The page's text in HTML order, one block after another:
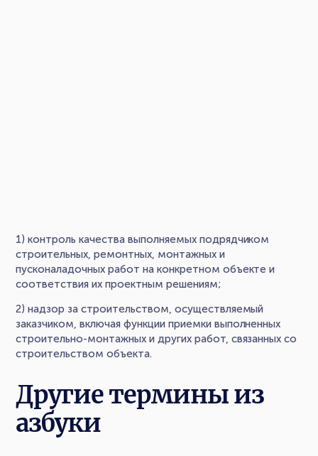
1) контроль качества выполняемых подрядчиком
строительных, ремонтных, монтажных и
пусконаладочных работ на конкретном объекте и
соответствия их проектным решениям;
2) надзор за строительством, осуществляемый
заказчиком, включая функции приемки выполненных
строительно-монтажных и других работ, связанных со
строительством объекта.
Другие термины из
азбуки